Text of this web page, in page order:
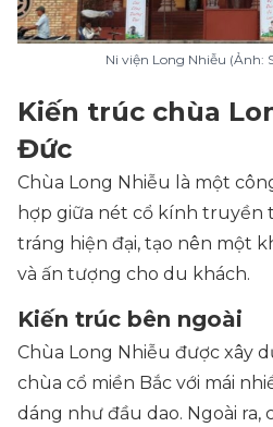
Ni viện Long Nhiễu (Ảnh:
Kiến trúc chùa
Đức
Chùa Long Nhiễu là một
hợp giữa nét cổ kính truyền
tráng hiện đại, tạo nên một
và ấn tượng cho du khách.
Kiến trúc bên ngoài
Chùa Long Nhiễu được xây
chùa cổ miền Bắc với mái
dáng như đầu dao. Ngoài ra,